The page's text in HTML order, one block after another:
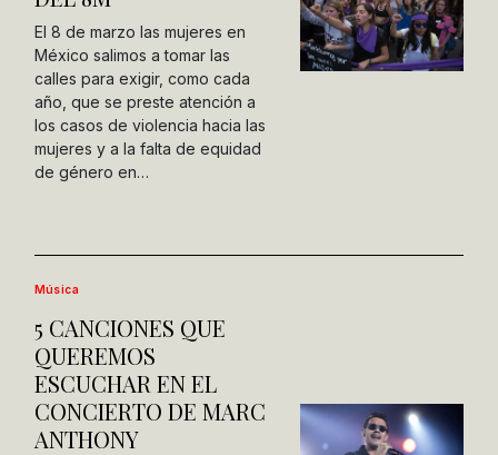
El 8 de marzo las mujeres en
México salimos a tomar las
calles para exigir, como cada
año, que se preste atención a
los casos de violencia hacia las
mujeres y a la falta de equidad
de género en…
Música
5 CANCIONES QUE
QUEREMOS
ESCUCHAR EN EL
CONCIERTO DE MARC
ANTHONY